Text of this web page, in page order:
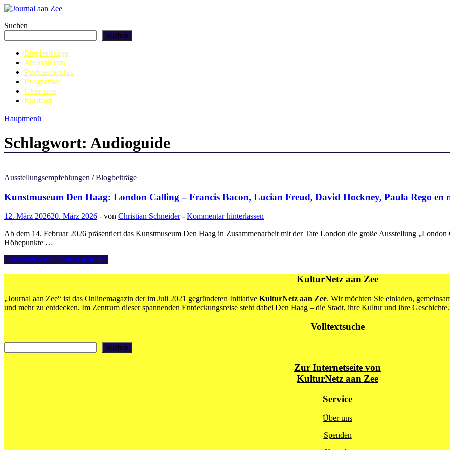
Zum
springen
Journal aan Zee
Suchen
Suchen
Blogbeiträge
Abonnieren
Podcastarchiv
Programm
Über uns
Kontakt
Hauptmenü
Schlagwort: Audioguide
Ausstellungsempfehlungen /Blogbeiträge
Kunstmuseum Den Haag: London Calling – Francis Bacon, Lucian Freud, David Hockney, Paula Rego en
12. März 202620. März 2026 - von Christian Schneider- Kommentar hinterlassen
Ab dem 14. Februar 2026 präsentiert das Kunstmuseum Den Haag in Zusammenarbeit mit der Tate London die große Ausstellung
Höhepunkte …
Kunstmuseum
Calling
–
Francis
Freud,
Den kompletten Beitrag aufrufen
KulturNetz aan Zee
„Journal aan Zee“ ist das Onlinemagazin der im Juli 2021 gegründeten Initiative KulturNetz aan Zee. Wir möchten Sie einladen,
und mehr zu entdecken. Im Zentrum dieser spannenden Entdeckungsreise steht dabei Den Haag – die Stadt, ihre Kultur und ihre Geschichte.
Volltextsuche
Suchen
Zur Internetseite von
KulturNetz aan Zee
Service
Über uns
Spenden